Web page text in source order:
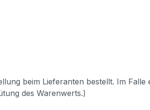
beim Lieferanten bestellt. Im
des Warenwerts.)